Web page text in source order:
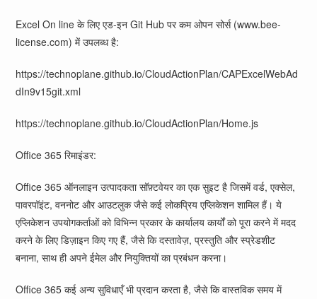
Excel On line के लिए एड-इन Git Hub पर कम ओपन सोर्स (www.bee-
license.com) में उपलब्ध है:
https://technoplane.github.io/CloudActionPlan/CAPExcelWebAd
dIn9v15git.xml
https://technoplane.github.io/CloudActionPlan/Home.js
Office 365 रिमाइंडर:
Office 365 ऑनलाइन उत्पादकता सॉफ़्टवेयर का एक सुइट है जिसमें वर्ड, एक्सेल,
पावरपॉइंट, वननोट और आउटलुक जैसे कई लोकप्रिय एप्लिकेशन शामिल हैं। ये
एप्लिकेशन उपयोगकर्ताओं को विभिन्न प्रकार के कार्यालय कार्यों को पूरा करने में मदद
करने के लिए डिज़ाइन किए गए हैं, जैसे कि दस्तावेज़, प्रस्तुति और स्प्रेडशीट
बनाना, साथ ही अपने ईमेल और नियुक्तियों का प्रबंधन करना।
Office 365 कई अन्य सुविधाएँ भी प्रदान करता है, जैसे कि वास्तविक समय में